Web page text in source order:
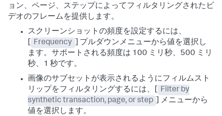
ョン、ページ、ステップによってフィルタリングされたビ
デオのフレームを提供します。
スクリーンショットの頻度を設定するには、
Frequency
] プルダウンメニューから値を選択し
ます。サポートされる頻度は 100 ミリ秒、500 ミリ
秒、1 秒です。
画像のサブセットが表示されるようにフィルムスト
リップをフィルタリングするには、[
Filter by
synthetic transaction, page, or step
] メニューから
値を選択します。